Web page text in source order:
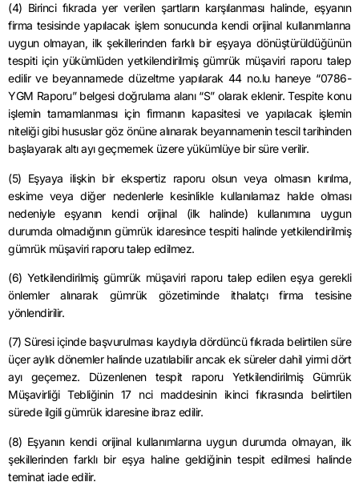
(4) Birinci fıkrada yer verilen şartların karşılanması halinde, eşyanın
firma tesisinde yapılacak işlem sonucunda kendi orijinal kullanımlarına
uygun olmayan, ilk şekillerinden farklı bir eşyaya dönüştürüldüğünün
tespiti için yükümlüden yetkilendirilmiş gümrük müşaviri raporu talep
edilir ve beyannamede düzeltme yapılarak 44 no.lu haneye “0786-
YGM Raporu” belgesi doğrulama alanı “S” olarak eklenir.Tespite konu
işlemin tamamlanması için firmanın kapasitesi ve yapılacak işlemin
niteliği gibi hususlar göz önüne alınarak beyannamenin tescil tarihinden
başlayarak altı ayı geçmemek üzere yükümlüye bir süre verilir.
(5) Eşyaya ilişkin bir ekspertiz raporu olsun veya olmasın kırılma,
eskime veya diğer nedenlerle kesinlikle kullanılamaz halde olması
nedeniyle eşyanın kendi orijinal (ilk halinde) kullanımına uygun
durumda olmadığının gümrük idaresince tespiti halinde yetkilendirilmiş
gümrük müşaviri raporu talep edilmez.
(6) Yetkilendirilmiş gümrük müşaviri raporu talep edilen eşya gerekli
önlemler alınarak gümrük gözetiminde ithalatçı firma tesisine
yönlendirilir.
(7) Süresi içinde başvurulması kaydıyla dördüncü fıkrada belirtilen süre
üçer aylık dönemler halinde uzatılabilir ancak ek sürelerdahilyirmi dört
ayı geçemez. Düzenlenen tespit raporu Yetkilendirilmiş Gümrük
Müşavirliği Tebliğinin 17 ncimaddesinin ikinci fıkrasında belirtilen
sürede ilgili gümrük idaresine ibraz edilir.
(8) Eşyanın kendi orijinal kullanımlarına uygun durumda olmayan, ilk
şekillerinden farklı bir eşya haline geldiğinin tespit edilmesi halinde
teminat iade edilir.